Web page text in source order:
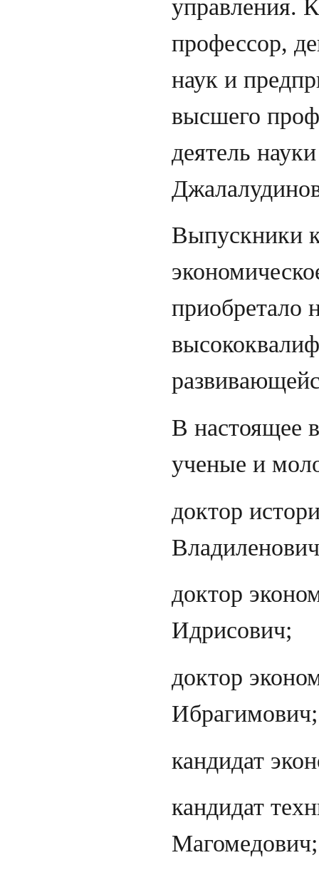
управления.
профессор,
наук и
высшего
деятель
Выпускники
приобретало
В настоящее
ученые и
доктор
доктор
Идрисович;
доктор
Ибрагимович;
кандидат
кандидат
Магомедович;